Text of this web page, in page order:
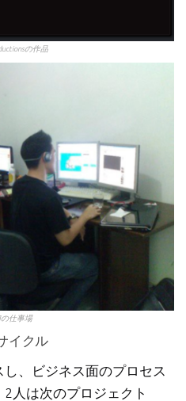
の作品
の仕事場
イクル
、ビジネス面のプロセス
人は次のプロジェクト